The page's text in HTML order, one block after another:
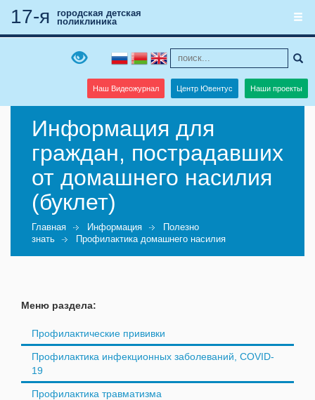
Наш Видеожурнал Центр Ювентус Наши проекты
17-я
городская детская
поликлиника
Информация для
граждан, пострадавших
от домашнего насилия
(буклет)
Главная Информация
Полезно
знать
Профилактика домашнего насилия
Меню раздела:
Профилактические прививки
Профилактика инфекционных заболеваний, COVID-
19
Профилактика травматизма